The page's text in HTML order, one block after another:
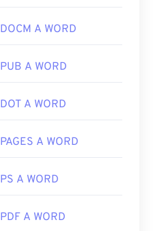
DOCM A WORD
PUB A WORD
DOT A WORD
PAGES A WORD
PS A WORD
PDF A WORD